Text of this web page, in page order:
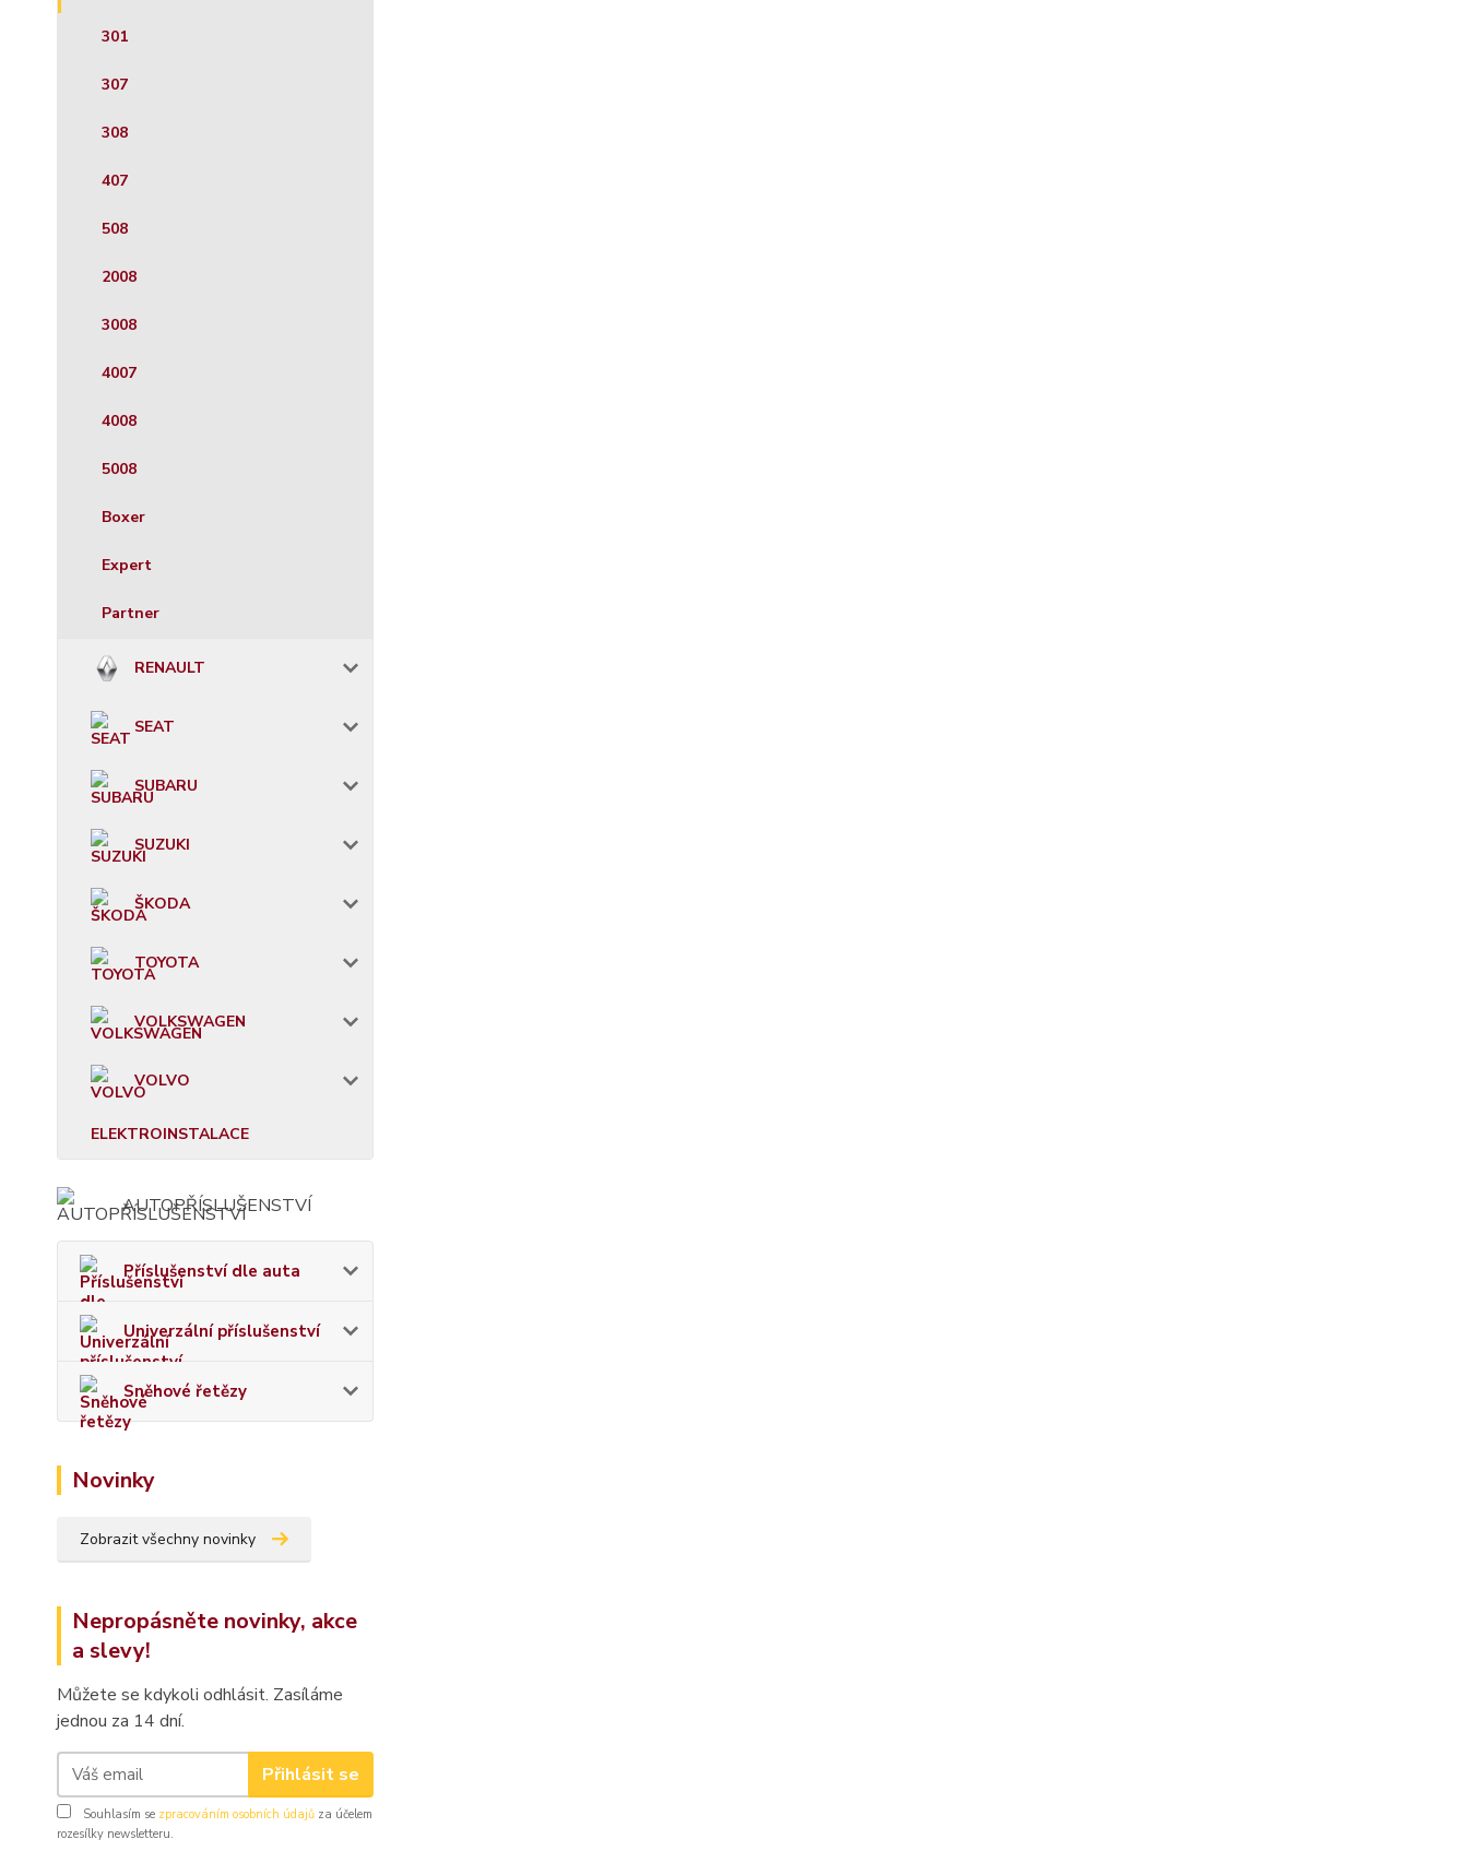
301
307
308
407
508
2008
3008
4007
4008
5008
Boxer
Expert
Partner
RENAULT
SEAT
SUBARU
SUZUKI
ŠKODA
TOYOTA
VOLKSWAGEN
VOLVO
ELEKTROINSTALACE
AUTOPŘÍSLUŠENSTVÍ
Příslušenství dle auta
Univerzální příslušenství
Sněhové řetězy
Novinky
Zobrazit všechny novinky
Nepropásněte novinky, akce
a slevy!
Můžete se kdykoli odhlásit. Zasíláme
jednou za 14 dní.
Přihlásit se
Souhlasím se zpracováním osobních údajů za účelem
rozesílky newsletteru.